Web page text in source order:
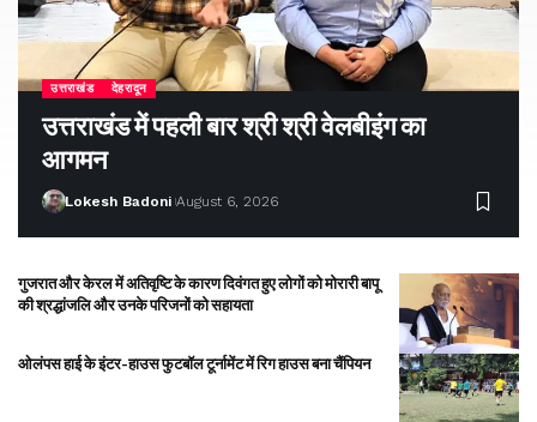
उत्तराखंड देहरादून
उत्तराखंड में पहली बार श्री श्री वेलबीइंग का
आगमन
Lokesh Badoni August 6, 2026
गुजरात और केरल में अतिवृष्टि के कारण दिवंगत हुए लोगों को मोरारी बापू
की श्रद्धांजलि और उनके परिजनों को सहायता
ओलंपस हाई के इंटर-हाउस फुटबॉल टूर्नामेंट में रिग हाउस बना चैंपियन